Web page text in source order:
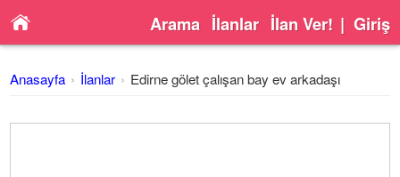
Arama İlanlar İlan Ver! | Giriş
Anasayfa İlanlar Edirne gölet çalışan bay ev arkadaşı